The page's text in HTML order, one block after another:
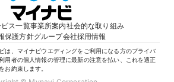
ス一覧事業所案内社会的な取り組み
保護方針グループ会社採用情報
は、マイナビウエディングをご利用になる方のプライバ
用者の個人情報の管理に最新の注意を払い、これを適正
お約束します。